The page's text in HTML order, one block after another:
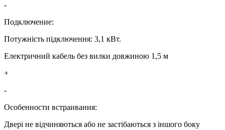
-
Подключение:
Потужність підключення: 3,1 кВт.
Електричний кабель без вилки довжиною 1,5 м
+
-
Особенности встраивания:
Двері не відчиняються або не застібаються з іншого боку